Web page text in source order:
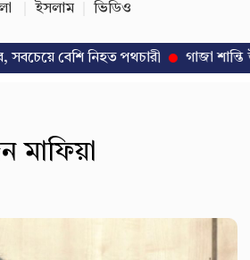
ইসলাম ভিডিও
নিহত পথচারী গাজা শান্তি উদ্যোগে
মাফিয়া